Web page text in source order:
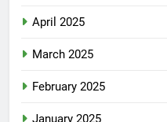
April 2025
March 2025
February 2025
January 2025